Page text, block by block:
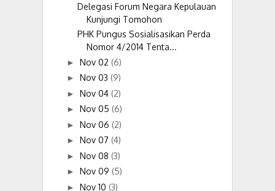
Delegasi Forum Negara Kepulauan
Kunjungi Tomohon
PHK Pungus Sosialisasikan Perda
Nomor 4/2014 Tenta...
► Nov 02 (6)
► Nov 03 (9)
► Nov 04 (2)
► Nov 05 (6)
► Nov 06 (2)
► Nov 07 (4)
► Nov 08 (3)
► Nov 09 (5)
► Nov 10 (3)